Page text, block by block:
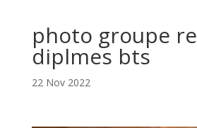
photo groupe
diplmes bts
22 Nov 2022